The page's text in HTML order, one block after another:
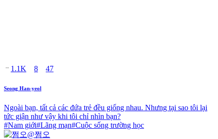
1.1K 8 47
Seong Han-yeol
Ngoài bạn, tất cả các đứa trẻ đều giống nhau. Nhưng tại sao tôi lại
tức giận như vậy khi tôi chỉ nhìn bạn?
#Nam giới#Lãng mạn#Cuộc sống trường học
@쩜오